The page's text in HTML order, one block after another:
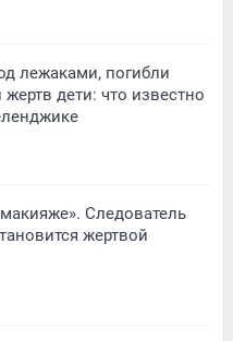
лежаками, погибли
дети: что известно
Следователь
жертвой